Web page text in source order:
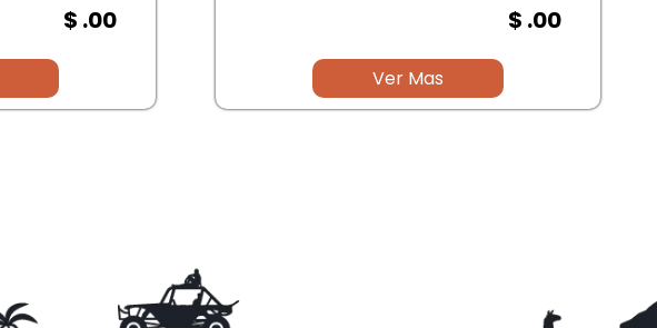
$ .00 $ .00
Ver Mas